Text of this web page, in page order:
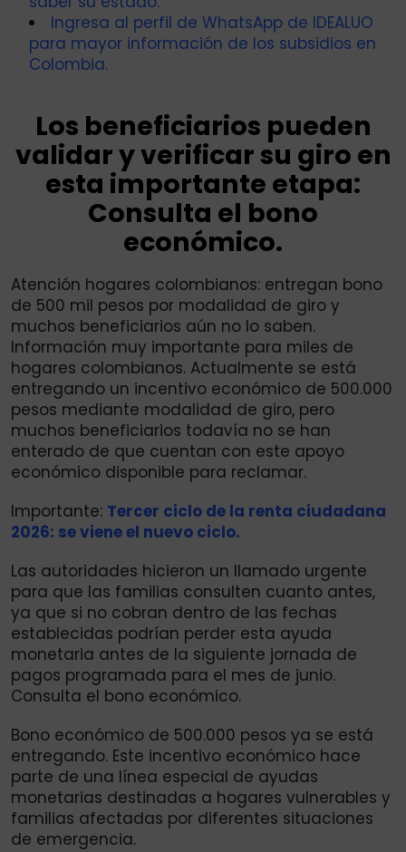
Ingresa al perfil de WhatsApp de IDEALUO
para mayor información de los subsidios en
Colombia.
Los beneficiarios pueden
validar y verificar su giro en
esta importante etapa:
Consulta el bono
económico.
Atención hogares colombianos: entregan bono
de 500 mil pesos por modalidad de giro y
muchos beneficiarios aún no lo saben.
Información muy importante para miles de
hogares colombianos. Actualmente se está
entregando un incentivo económico de 500.000
pesos mediante modalidad de giro, pero
muchos beneficiarios todavía no se han
enterado de que cuentan con este apoyo
económico disponible para reclamar.
Importante: Tercer ciclo de la renta ciudadana
2026: se viene el nuevo ciclo.
Las autoridades hicieron un llamado urgente
para que las familias consulten cuanto antes,
ya que si no cobran dentro de las fechas
establecidas podrían perder esta ayuda
monetaria antes de la siguiente jornada de
pagos programada para el mes de junio.
Consulta el bono económico.
Bono económico de 500.000 pesos ya se está
entregando. Este incentivo económico hace
parte de una línea especial de ayudas
monetarias destinadas a hogares vulnerables y
familias afectadas por diferentes situaciones
de emergencia.